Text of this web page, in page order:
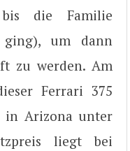
bis die Familie
ging), um dann
zu werden. Am
Ferrari 375
in Arizona unter
liegt bei